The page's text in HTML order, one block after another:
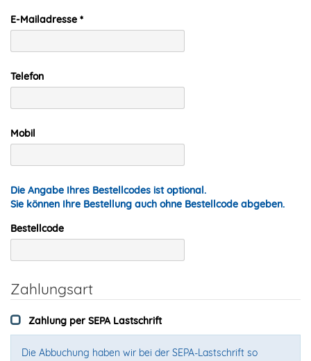
E-Mailadresse
Telefon
Mobil
Die Angabe Ihres Bestellcodes ist optional.
Sie können Ihre Bestellung auch ohne Bestellcode abgeben.
Bestellcode
Zahlungsart
Zahlung per SEPA Lastschrift
Die Abbuchung haben wir bei der SEPA-Lastschrift so